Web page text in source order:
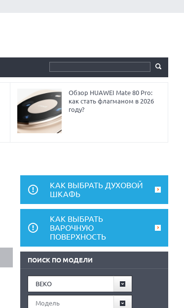
Обзор HUAWEI Mate 80 Pro:
как стать флагманом в 2026
году?
КАК ВЫБРАТЬ ДУХОВОЙ
ШКАФЬ
КАК ВЫБРАТЬ
ВАРОЧНУЮ
ПОВЕРХНОСТЬ
ПОИСК ПО МОДЕЛИ
BEKO
Модель